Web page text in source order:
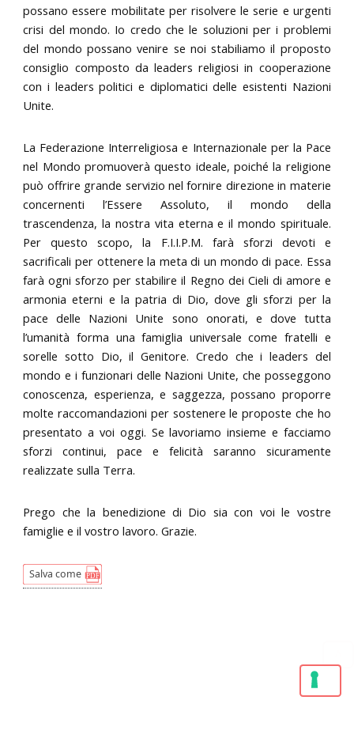
possano essere mobilitate per risolvere le serie e urgenti
crisi del mondo. Io credo che le soluzioni per i problemi
del mondo possano venire se noi stabiliamo il proposto
consiglio composto da leaders religiosi in cooperazione
con i leaders politici e diplomatici delle esistenti Nazioni
Unite.
La Federazione Interreligiosa e Internazionale per la Pace
nel Mondo promuoverà questo ideale, poiché la religione
può offrire grande servizio nel fornire direzione in materie
concernenti l’Essere Assoluto, il mondo della
trascendenza, la nostra vita eterna e il mondo spirituale.
Per questo scopo, la F.I.I.P.M. farà sforzi devoti e
sacrificali per ottenere la meta di un mondo di pace. Essa
farà ogni sforzo per stabilire il Regno dei Cieli di amore e
armonia eterni e la patria di Dio, dove gli sforzi per la
pace delle Nazioni Unite sono onorati, e dove tutta
l’umanità forma una famiglia universale come fratelli e
sorelle sotto Dio, il Genitore. Credo che i leaders del
mondo e i funzionari delle Nazioni Unite, che posseggono
conoscenza, esperienza, e saggezza, possano proporre
molte raccomandazioni per sostenere le proposte che ho
presentato a voi oggi. Se lavoriamo insieme e facciamo
sforzi continui, pace e felicità saranno sicuramente
realizzate sulla Terra.
Prego che la benedizione di Dio sia con voi le vostre
famiglie e il vostro lavoro. Grazie.